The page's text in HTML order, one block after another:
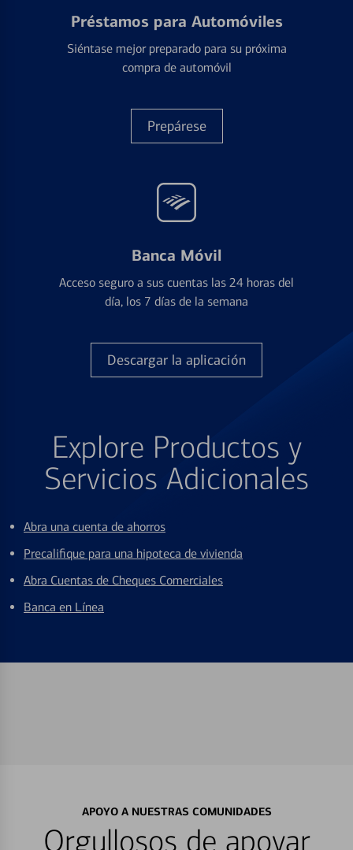
Préstamos para Automóviles
Siéntase mejor preparado para su próxima
compra de automóvil
Prepárese
Banca Móvil
Acceso seguro a sus cuentas las 24 horas del
día, los 7 días de la semana
Descargar la aplicación
Explore Productos y
Servicios Adicionales
Abra una cuenta de ahorros
Precalifique para una hipoteca de vivienda
Abra Cuentas de Cheques Comerciales
Banca en Línea
APOYO A NUESTRAS COMUNIDADES
Orgullosos de apoyar